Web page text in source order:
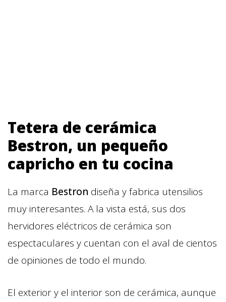
Tetera de cerámica
Bestron, un pequeño
capricho en tu cocina
La marca Bestron diseña y fabrica utensilios
muy interesantes. A la vista está, sus dos
hervidores eléctricos de cerámica son
espectaculares y cuentan con el aval de cientos
de opiniones de todo el mundo.
El exterior y el interior son de cerámica, aunque